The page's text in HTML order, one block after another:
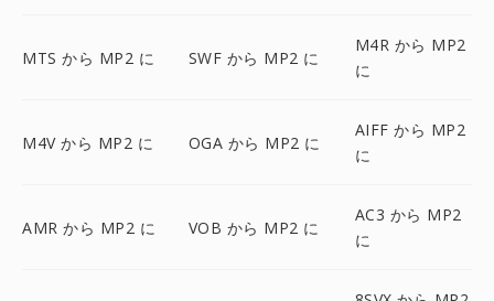
MTS から MP2 に SWF から MP2 に
M4R から MP2
に
M4V から MP2 に OGA から MP2 に
AIFF から MP2
に
AMR から MP2 に VOB から MP2 に
AC3 から MP2
に